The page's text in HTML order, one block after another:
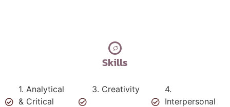
Skills
1. Analytical
& Critical
3. Creativity
4.
Interpersonal